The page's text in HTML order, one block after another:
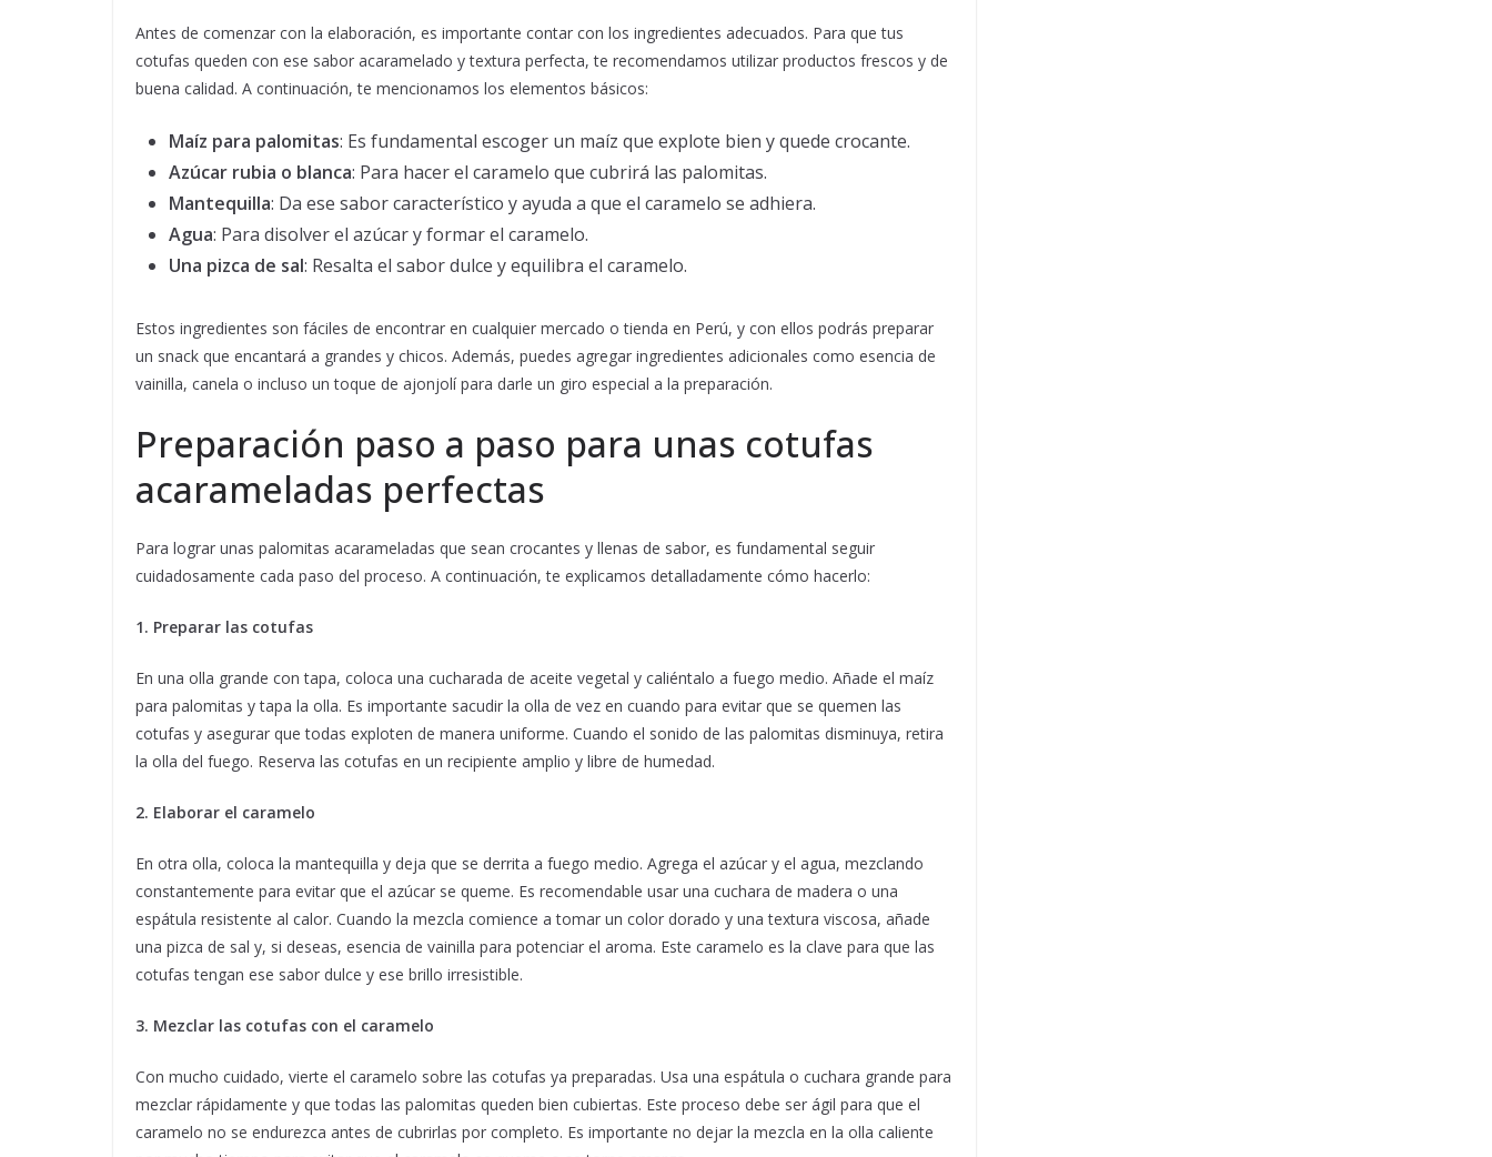
Antes de comenzar con la elaboración, es importante contar con los ingredientes adecuados. Para que tus
cotufas queden con ese sabor acaramelado y textura perfecta, te recomendamos utilizar productos frescos y de
buena calidad. A continuación, te mencionamos los elementos básicos:
Maíz para palomitas: Es fundamental escoger un maíz que explote bien y quede crocante.
Azúcar rubia o blanca: Para hacer el caramelo que cubrirá las palomitas.
Mantequilla: Da ese sabor característico y ayuda a que el caramelo se adhiera.
Agua: Para disolver el azúcar y formar el caramelo.
Una pizca de sal: Resalta el sabor dulce y equilibra el caramelo.
Estos ingredientes son fáciles de encontrar en cualquier mercado o tienda en Perú, y con ellos podrás preparar
un snack que encantará a grandes y chicos. Además, puedes agregar ingredientes adicionales como esencia de
vainilla, canela o incluso un toque de ajonjolí para darle un giro especial a la preparación.
Preparación paso a paso para unas cotufas
acarameladas perfectas
Para lograr unas palomitas acarameladas que sean crocantes y llenas de sabor, es fundamental seguir
cuidadosamente cada paso del proceso. A continuación, te explicamos detalladamente cómo hacerlo:
1. Preparar las cotufas
En una olla grande con tapa, coloca una cucharada de aceite vegetal y caliéntalo a fuego medio. Añade el maíz
para palomitas y tapa la olla. Es importante sacudir la olla de vez en cuando para evitar que se quemen las
cotufas y asegurar que todas exploten de manera uniforme. Cuando el sonido de las palomitas disminuya, retira
la olla del fuego. Reserva las cotufas en un recipiente amplio y libre de humedad.
2. Elaborar el caramelo
En otra olla, coloca la mantequilla y deja que se derrita a fuego medio. Agrega el azúcar y el agua, mezclando
constantemente para evitar que el azúcar se queme. Es recomendable usar una cuchara de madera o una
espátula resistente al calor. Cuando la mezcla comience a tomar un color dorado y una textura viscosa, añade
una pizca de sal y, si deseas, esencia de vainilla para potenciar el aroma. Este caramelo es la clave para que las
cotufas tengan ese sabor dulce y ese brillo irresistible.
3. Mezclar las cotufas con el caramelo
Con mucho cuidado, vierte el caramelo sobre las cotufas ya preparadas. Usa una espátula o cuchara grande para
mezclar rápidamente y que todas las palomitas queden bien cubiertas. Este proceso debe ser ágil para que el
caramelo no se endurezca antes de cubrirlas por completo. Es importante no dejar la mezcla en la olla caliente